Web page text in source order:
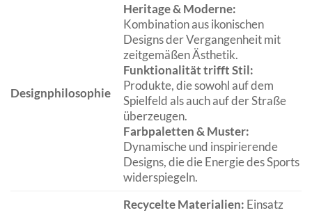
Designphilosophie
Heritage & Moderne:
Kombination aus ikonischen
Designs der Vergangenheit mit
zeitgemäßen Ästhetik.
Funktionalität trifft Stil:
Produkte, die sowohl auf dem
Spielfeld als auch auf der Straße
überzeugen.
Farbpaletten & Muster:
Dynamische und inspirierende
Designs, die die Energie des Sports
widerspiegeln.
Recycelte Materialien: Einsatz